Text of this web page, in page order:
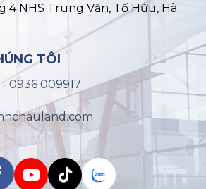
4 NHS Trung Văn, Tố Hữu, Hà
TÔI
-0936 009917